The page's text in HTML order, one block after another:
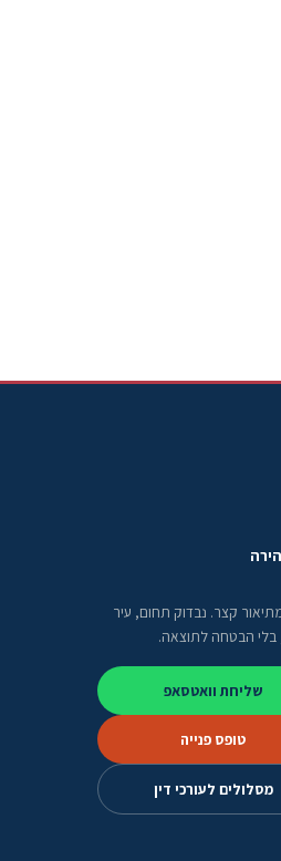
קצר. נבדוק תחום, עיר
בלי הבטחה לתוצאה.
שליחת וואטסאפ
טופס פנייה
מסלולים לעורכי דין